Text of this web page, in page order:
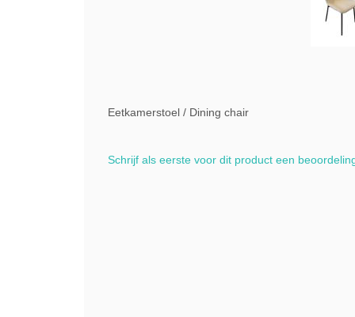
Eetkamerstoel / Dining chair
Schrijf als eerste voor dit product een